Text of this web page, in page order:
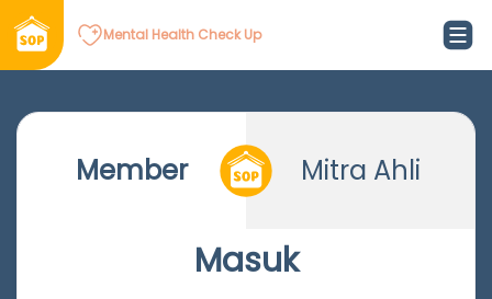
Mental Health Check Up
Member Mitra Ahli
Masuk